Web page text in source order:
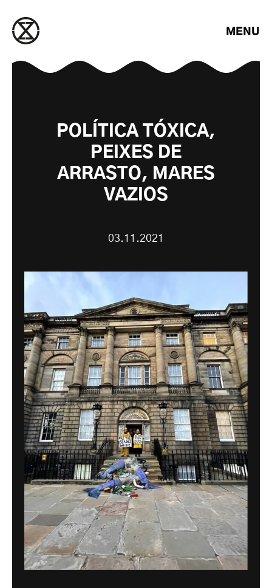
MENU
POLÍTICA TÓXICA,
PEIXES DE
ARRASTO, MARES
VAZIOS
03.11.2021